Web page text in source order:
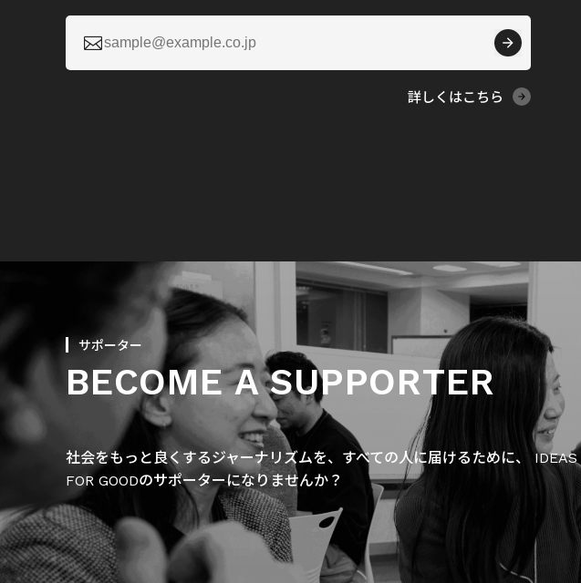

詳しくはこちら
サポーター
BECOME A SUPPORTER
社会をもっと良くするジャーナリズムを、すべての人に届けるために、 IDEAS
FOR GOODのサポーターになりませんか？